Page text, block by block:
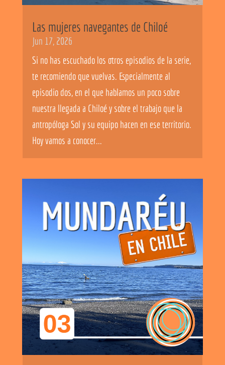
Las mujeres navegantes de Chiloé
Jun 17, 2026
Si no has escuchado los otros episodios de la serie,
te recomiendo que vuelvas. Especialmente al
episodio dos, en el que hablamos un poco sobre
nuestra llegada a Chiloé y sobre el trabajo que la
antropóloga Sol y su equipo hacen en ese territorio.
Hoy vamos a conocer...